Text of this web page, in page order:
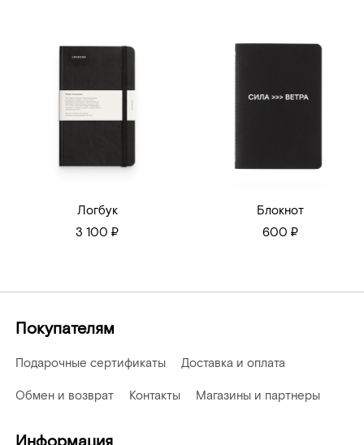
Логбук
3 100 ₽
Блокнот
600 ₽
Покупателям
Подарочные сертификаты Доставка и оплата
Обмен и возврат Контакты Магазины и партнеры
Информация